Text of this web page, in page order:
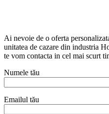
Ai nevoie de o oferta
unitatea de cazare din industria
te vom contacta in cel mai scurt
Numele tău
Emailul tău